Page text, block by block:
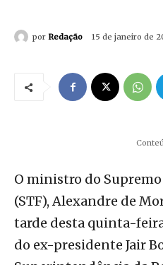
por Redação 15 de janeiro de
O ministro do
(STF), Alexandre de
tarde desta quinta-
do ex-presidente Jair